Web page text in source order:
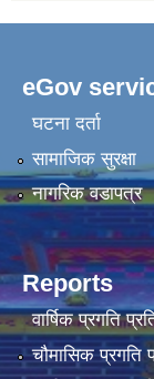
eGov
घटना दर्ता
सामाजिक सुरक्षा
नागरिक वडापत्र
Reports
वार्षिक प्रगति
चौमासिक प्रगति